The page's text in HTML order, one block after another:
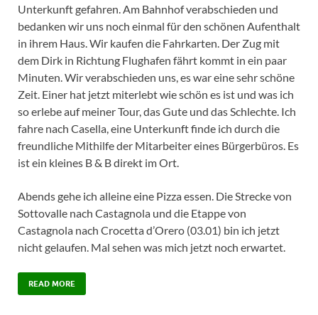
Unterkunft gefahren. Am Bahnhof verabschieden und
bedanken wir uns noch einmal für den schönen Aufenthalt
in ihrem Haus. Wir kaufen die Fahrkarten. Der Zug mit
dem Dirk in Richtung Flughafen fährt kommt in ein paar
Minuten. Wir verabschieden uns, es war eine sehr schöne
Zeit. Einer hat jetzt miterlebt wie schön es ist und was ich
so erlebe auf meiner Tour, das Gute und das Schlechte. Ich
fahre nach Casella, eine Unterkunft finde ich durch die
freundliche Mithilfe der Mitarbeiter eines Bürgerbüros. Es
ist ein kleines B & B direkt im Ort.
Abends gehe ich alleine eine Pizza essen. Die Strecke von
Sottovalle nach Castagnola und die Etappe von
Castagnola nach Crocetta d’Orero (03.01) bin ich jetzt
nicht gelaufen. Mal sehen was mich jetzt noch erwartet.
READ MORE